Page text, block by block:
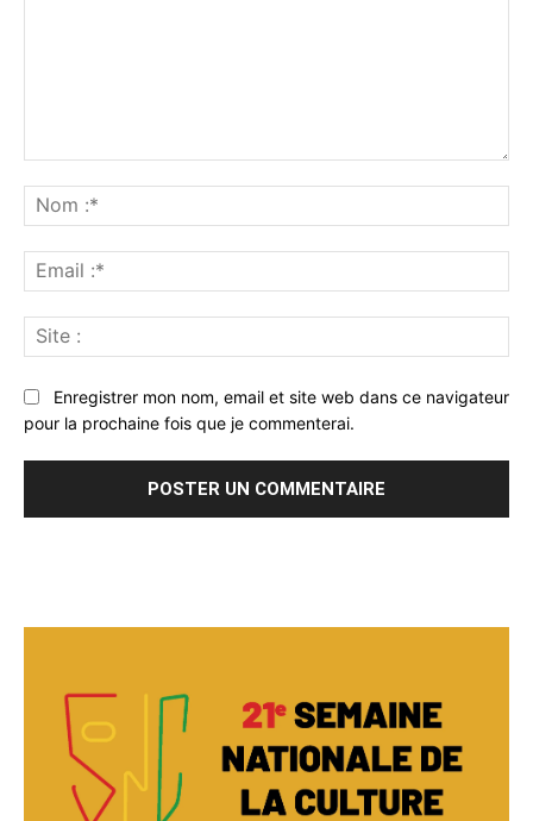
:*
:*
:
Enregistrer mon nom, email et site web dans ce navigateur
pour la prochaine fois que je commenterai.